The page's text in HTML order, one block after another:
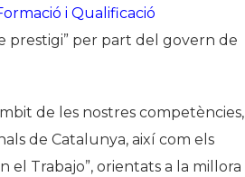
i Qualificació
prestigi” per part del govern de
de les nostres competències,
de Catalunya, així com els
el Trabajo”, orientats a la millora